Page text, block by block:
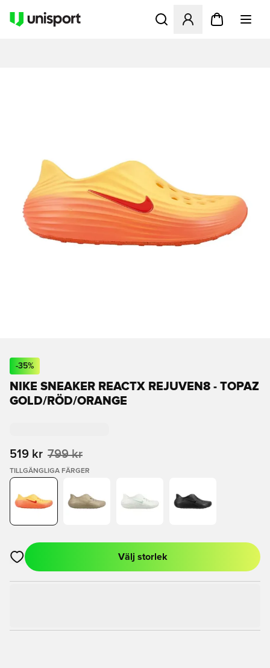
Öppnar en Modal för att
-35%
NIKE SNEAKER REACTX REJUVEN8 - TOPAZ
GOLD/RÖD/ORANGE
519 kr 799 kr
TILLGÄNGLIGA FÄRGER
Öppnar en Modal för att logga in eller registrera dig som
Välj storlek